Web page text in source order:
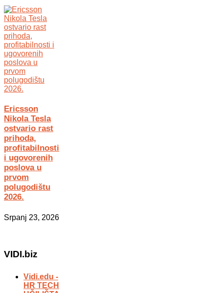
Ericsson
Nikola Tesla
ostvario rast
prihoda,
profitabilnosti
i ugovorenih
poslova u
prvom
polugodištu
2026.
Srpanj 23, 2026
VIDI.biz
Vidi.edu -
HR TECH